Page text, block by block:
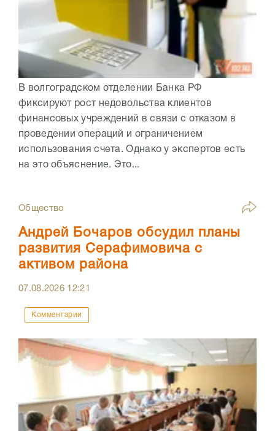
В волгоградском отделении Банка РФ
фиксируют рост недовольства клиентов
финансовых учреждений в связи с отказом в
проведении операций и ограничением
использования счета. Однако у экспертов есть
на это объяснение. Это...
Общество
Андрей Бочаров обсудил планы
развития Серафимовича с
активом района
07.08.2026 12:21
Комментарии